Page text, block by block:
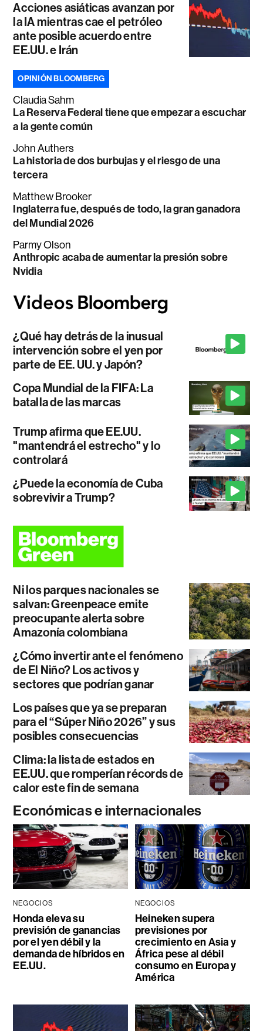
Acciones asiáticas avanzan por
la IA mientras cae el petróleo
ante posible acuerdo entre
EE.UU. e Irán
OPINIÓN BLOOMBERG
Claudia Sahm
La Reserva Federal tiene que empezar a escuchar
a la gente común
John Authers
La historia de dos burbujas y el riesgo de una
tercera
Matthew Brooker
Inglaterra fue, después de todo, la gran ganadora
del Mundial 2026
Parmy Olson
Anthropic acaba de aumentar la presión sobre
Nvidia
¿Qué hay detrás de la inusual
intervención sobre el yen por
parte de EE. UU. y Japón?
Copa Mundial de la FIFA: La
batalla de las marcas
Trump afirma que EE.UU.
"mantendrá el estrecho" y lo
controlará
¿Puede la economía de Cuba
sobrevivir a Trump?
Ni los parques nacionales se
salvan: Greenpeace emite
preocupante alerta sobre
Amazonía colombiana
¿Cómo invertir ante el fenómeno
de El Niño? Los activos y
sectores que podrían ganar
Los países que ya se preparan
para el “Súper Niño 2026” y sus
posibles consecuencias
Clima: la lista de estados en
EE.UU. que romperían récords de
calor este fin de semana
Económicas e internacionales
NEGOCIOS
Honda eleva su
previsión de ganancias
por el yen débil y la
demanda de híbridos en
EE.UU.
NEGOCIOS
Heineken supera
previsiones por
crecimiento en Asia y
África pese al débil
consumo en Europa y
América